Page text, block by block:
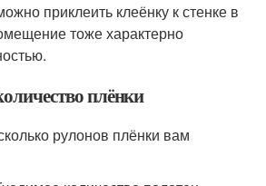
приклеить клеёнку к стенке в
тоже характерно
плёнки
рулонов плёнки вам